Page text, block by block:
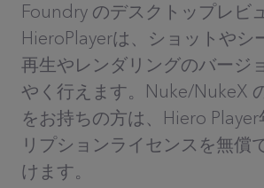
Foundry のデスクトップレビ
HieroPlayerは、ショットやシ
再生やレンダリングのバージ
やく行えます。Nuke/NukeX
をお持ちの方は、Hiero
リプションライセンスを無償
けます。